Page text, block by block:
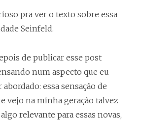
pra ver o texto sobre essa
Seinfeld.
de publicar esse post
num aspecto que eu
essa sensação de
vejo na minha geração talvez
relevante para essas novas,